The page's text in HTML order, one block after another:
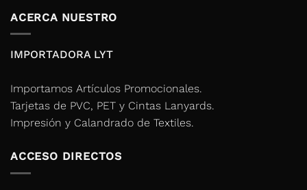
ACERCA NUESTRO
IMPORTADORA LYT
Importamos Artículos Promocionales.
Tarjetas de PVC, PET y Cintas Lanyards.
Impresión y Calandrado de Textiles.
ACCESO DIRECTOS